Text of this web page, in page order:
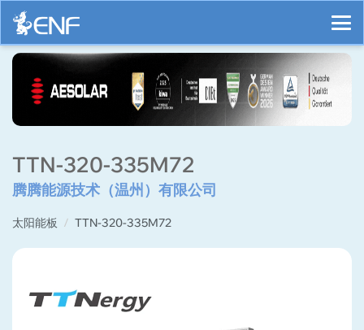
TTN-320-335M72
腾腾能源技术（温州）有限公司
太阳能板 TTN-320-335M72